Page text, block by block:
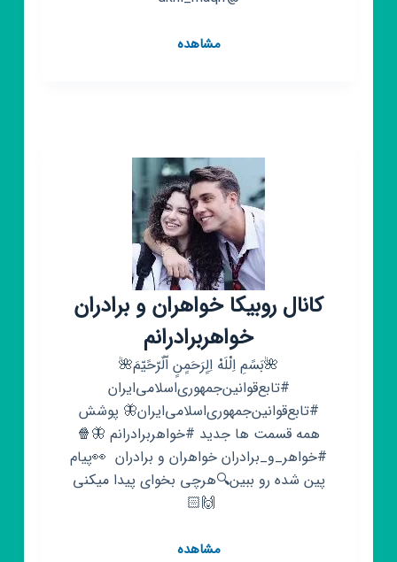
مشاهدهکانال
👭
کانال روبیکا خواهران و برادران
خواهربرادرانم
🌺بَسًمِ اِلْلَهْ اِلٍرَحَمٍنٍ اّلٌرّحًیّمَ🌺
#تابع‌قوانین‌جمهوری‌اسلامی‌ایران
‌#تابع‌قوانین‌جمهوری‌اسلامی‌ایران🦋 پوشش
همه قسمت ها جدید #خواهربرادرانم 🦋🍿
#خواهر_و_برادران خواهران و برادران ‌‌ 👀پیام
پین شده رو ببین🔍هرچی بخوای پیدا میکنی
🙌🏻 ‌
مشاهدهکانال